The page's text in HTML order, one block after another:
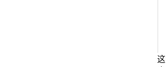
这